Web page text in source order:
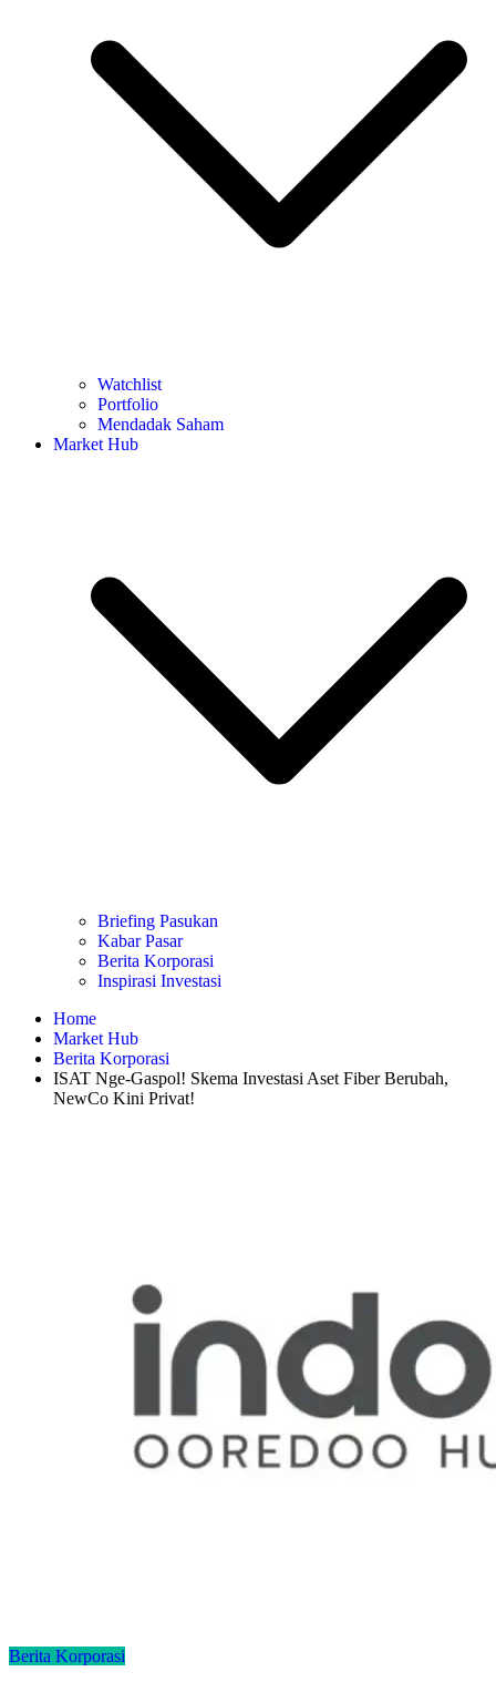
Watchlist
Portfolio
Mendadak Saham
Market Hub
Briefing Pasukan
Kabar Pasar
Berita Korporasi
Inspirasi Investasi
Home
Market Hub
Berita Korporasi
ISAT Nge-Gaspol! Skema Investasi Aset Fiber Berubah,
NewCo Kini Privat!
Berita Korporasi